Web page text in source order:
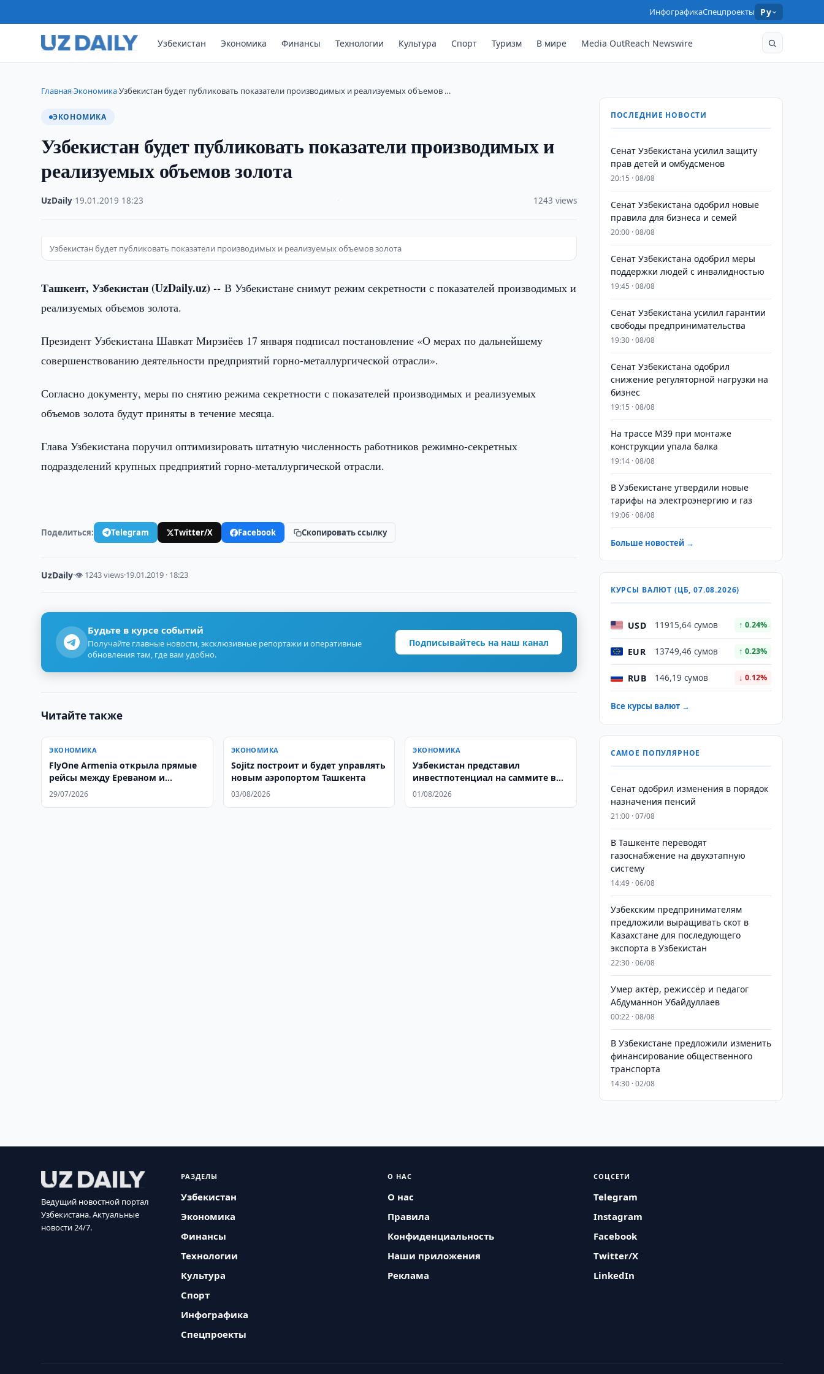
ИнфографикаСпецпроекты Ру
Узбекистан Экономика Финансы Технологии Культура Спорт Туризм В мире Media OutReach Newswire
Главная›Экономика›Узбекистан будет публиковать показатели производимых и реализуемых объемов …
ЭКОНОМИКА
Узбекистан будет публиковать показатели производимых и
реализуемых объемов золота
UzDaily 19.01.2019 18:23 1243 views
Узбекистан будет публиковать показатели производимых и реализуемых объемов золота
Ташкент, Узбекистан (UzDaily.uz) --В Узбекистане снимут режим секретности с показателей производимых и
реализуемых объемов золота.
Президент Узбекистана Шавкат Мирзиёев 17 января подписал постановление «О мерах по дальнейшему
совершенствованию деятельности предприятий горно-металлургической отрасли».
Согласно документу, меры по снятию режима секретности с показателей производимых и реализуемых
объемов золота будут приняты в течение месяца.
Глава Узбекистана поручил оптимизировать штатную численность работников режимно-секретных
подразделений крупных предприятий горно-металлургической отрасли.
Поделиться: Telegram Twitter/X Facebook Скопировать ссылку
UzDaily·👁 1243 views·19.01.2019 · 18:23
Будьте в курсе событий
Получайте главные новости, эксклюзивные репортажи и оперативные
обновления там, где вам удобно.
Подписывайтесь на наш канал
Читайте также
ЭКОНОМИКА
FlyOne Armenia открыла прямые
рейсы между Ереваном и
Ташкентом
29/07/2026
ЭКОНОМИКА
Sojitz построит и будет управлять
новым аэропортом Ташкента
03/08/2026
ЭКОНОМИКА
Узбекистан представил
инвестпотенциал на саммите в
Турции
01/08/2026
ПОСЛЕДНИЕ НОВОСТИ
Сенат Узбекистана усилил защиту
прав детей и омбудсменов
20:15 · 08/08
Сенат Узбекистана одобрил новые
правила для бизнеса и семей
20:00 · 08/08
Сенат Узбекистана одобрил меры
поддержки людей с инвалидностью
19:45 · 08/08
Сенат Узбекистана усилил гарантии
свободы предпринимательства
19:30 · 08/08
Сенат Узбекистана одобрил
снижение регуляторной нагрузки на
бизнес
19:15 · 08/08
На трассе M39 при монтаже
конструкции упала балка
19:14 · 08/08
В Узбекистане утвердили новые
тарифы на электроэнергию и газ
19:06 · 08/08
Больше новостей →
КУРСЫ ВАЛЮТ (ЦБ, 07.08.2026)
USD 11915,64 сумов ↑ 0.24%
EUR 13749,46 сумов ↑ 0.23%
RUB 146,19 сумов ↓ 0.12%
Все курсы валют →
САМОЕ ПОПУЛЯРНОЕ
Сенат одобрил изменения в порядок
назначения пенсий
21:00 · 07/08
В Ташкенте переводят
газоснабжение на двухэтапную
систему
14:49 · 06/08
Узбекским предпринимателям
предложили выращивать скот в
Казахстане для последующего
экспорта в Узбекистан
22:30 · 06/08
Умер актёр, режиссёр и педагог
Абдуманнон Убайдуллаев
00:22 · 08/08
В Узбекистане предложили изменить
финансирование общественного
транспорта
14:30 · 02/08
Ведущий новостной портал
Узбекистана. Актуальные
новости 24/7.
РАЗДЕЛЫ
Узбекистан
Экономика
Финансы
Технологии
Культура
Спорт
Инфографика
Спецпроекты
О НАС
О нас
Правила
Конфиденциальность
Наши приложения
Реклама
СОЦСЕТИ
Telegram
Instagram
Facebook
Twitter/X
LinkedIn